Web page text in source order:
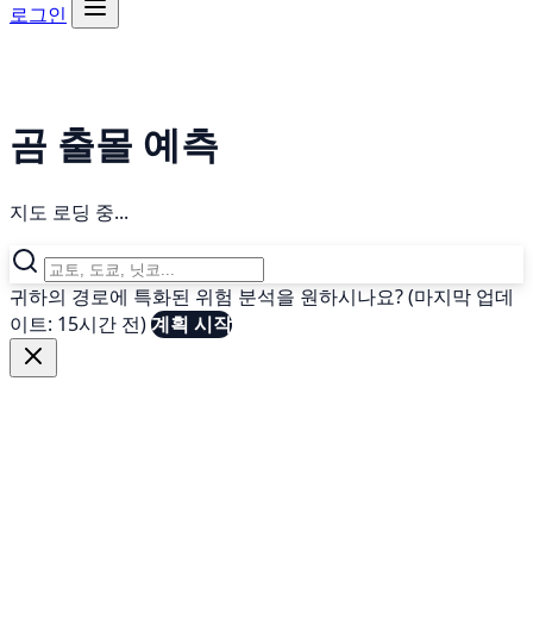
로그인
곰 출몰 예측
지도 로딩 중...
귀하의 경로에 특화된 위험 분석을 원하시나요? (마지막 업데
이트: 15시간 전)계획 시작